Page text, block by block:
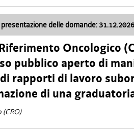
delle domande: 31.12.2026
Oncologico
pubblico aperto di
rapporti di lavoro
di una
(CRO)